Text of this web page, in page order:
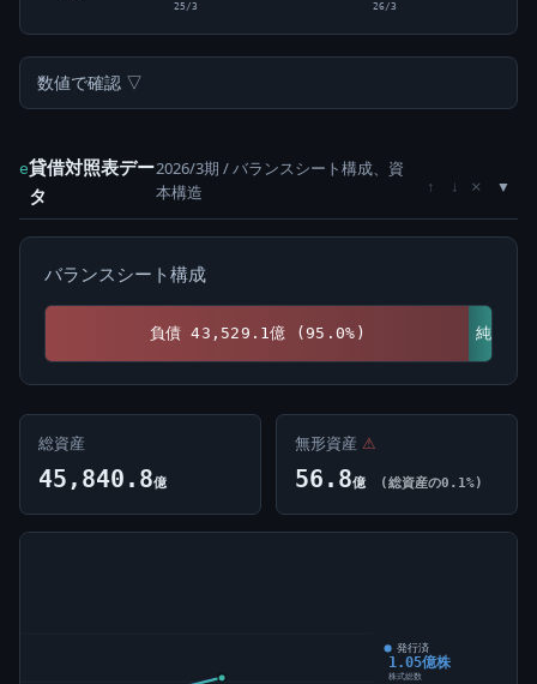
25/3 26/3
数値で確認 ▽
e貸借対照表デー
タ
2026/3期 / バランスシート構成、資
本構造
↑ ↓ ×
バランスシート構成
負債 43,529.1億 (95.0%)
総資産
45,840.8億
無形資産 ⚠
56.8億 (総資産の0.1%)
発行済
1.05億株
株式総数